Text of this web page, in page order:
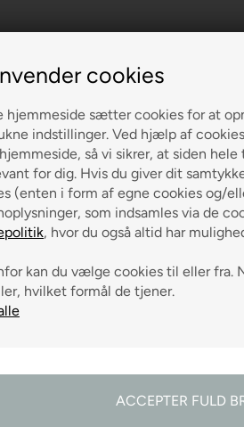
cookies
hjemmeside sætter cookies for at
indstillinger. Ved hjælp af
så vi sikrer, at siden
for dig. Hvis du giver dit
(enten i form af egne cookies og/
som indsamles via de
, hvor du også altid har
kan du vælge cookies til eller fra.
hvilket formål de tjener.
modtag gode råd
0-3 hverdage
på alle varer